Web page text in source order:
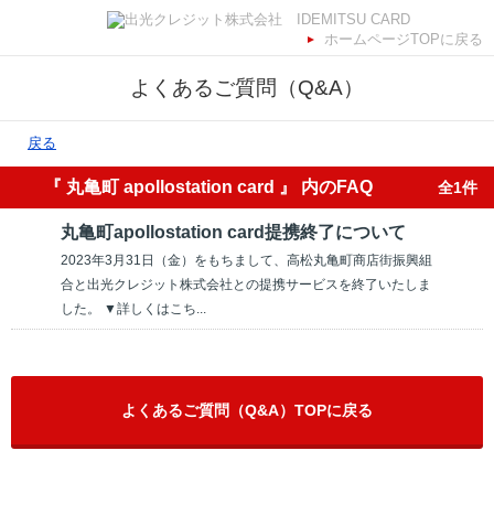
ホームページTOPに戻る
よくあるご質問（Q&A）
戻る
『 丸亀町 apollostation card 』 内のFAQ 全1件
丸亀町apollostation card提携終了について
2023年3月31日（金）をもちまして、高松丸亀町商店街振興組
合と出光クレジット株式会社との提携サービスを終了いたしま
した。 ▼詳しくはこち...
よくあるご質問（Q&A）TOPに戻る